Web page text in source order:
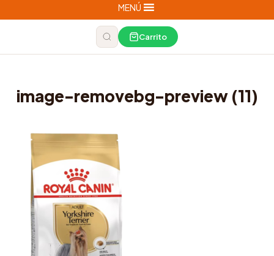
MENÚ
Carrito
image-removebg-preview (11)